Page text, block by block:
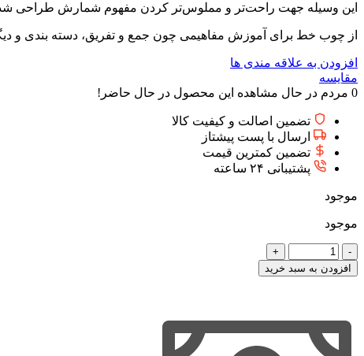
این وسیله جهت راحت‌تر و مملوس‌تر کردن مفهوم شمارش طراحی
از چوب خط برای آموزش مفاهیمی چون جمع و تفریق، دسته بندی و
افزودن به علاقه مندی ها
مقایسه
0 مردم در حال مشاهده این محصول در حال حاضر!
تضمین اصالت و کیفیت کالا
ارسال با پست پیشتاز
تضمین کمترین قیمت
پشتیبانی ۲۴ ساعته
موجود
موجود
چوب
خط
پلاستیکی
افزودن به سبد خرید